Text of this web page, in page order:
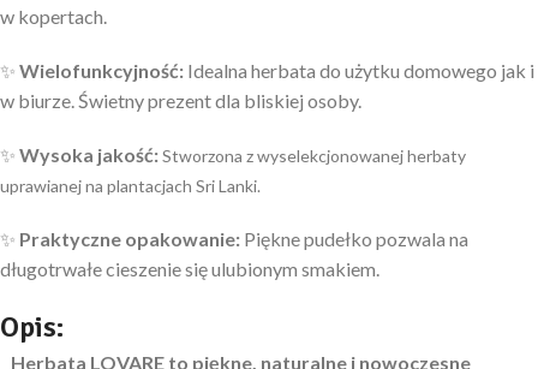
w kopertach.
✨ Wielofunkcyjność: Idealna herbata do użytku domowego jak i
w biurze. Świetny prezent dla bliskiej osoby.
✨ Wysoka jakość:Stworzona z wyselekcjonowanej herbaty
uprawianej na plantacjach Sri Lanki.
✨ Praktyczne opakowanie: Piękne pudełko pozwala na
długotrwałe cieszenie się ulubionym smakiem.
Opis:
Herbata LOVARE to piękne, naturalne i nowoczesne